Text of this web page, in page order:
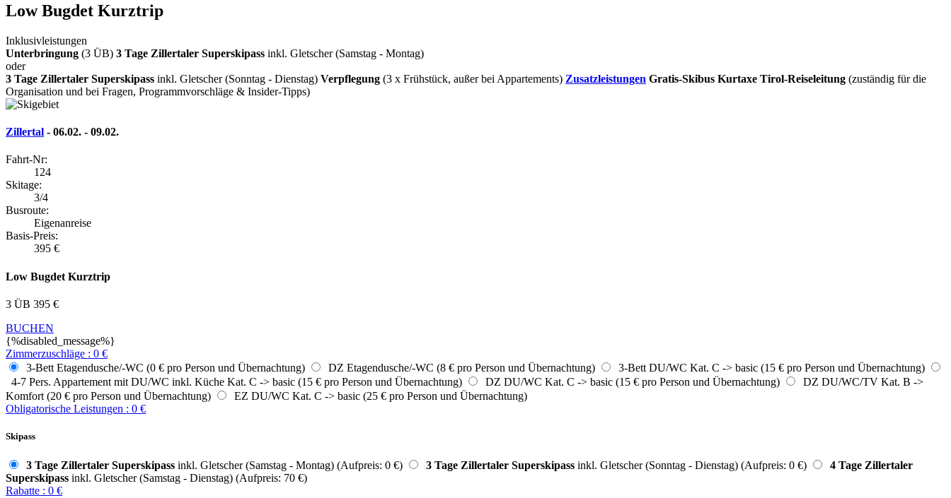
Low Bugdet Kurztrip
Inklusivleistungen
Unterbringung (3 ÜB) 3 Tage Zillertaler Superskipass inkl. Gletscher (Samstag - Montag)
oder
3 Tage Zillertaler Superskipass inkl. Gletscher (Sonntag - Dienstag) Verpflegung (3 x Frühstück, außer bei Appartements) Zusatzleistungen Gratis-Skibus Kurtaxe Tirol-Reiseleitung (zuständig für die
Organisation und bei Fragen, Programmvorschläge & Insider-Tipps)
Zillertal - 06.02. - 09.02.
Fahrt-Nr:
124
Skitage:
3/4
Busroute:
Eigenanreise
Basis-Preis:
395 €
Low Bugdet Kurztrip
3 ÜB 395 €
BUCHEN
{%disabled_message%}
Zimmerzuschläge : 0 €
3-Bett Etagendusche/-WC (0 € pro Person und Übernachtung)
DZ Etagendusche/-WC (8 € pro Person und Übernachtung)
3-Bett DU/WC Kat. C -> basic (15 € pro Person und Übernachtung)
4-7 Pers. Appartement mit DU/WC inkl. Küche Kat. C -> basic (15 € pro Person und Übernachtung)
DZ DU/WC Kat. C -> basic (15 € pro Person und Übernachtung)
DZ DU/WC/TV Kat. B ->
Komfort (20 € pro Person und Übernachtung)
EZ DU/WC Kat. C -> basic (25 € pro Person und Übernachtung)
Obligatorische Leistungen : 0 €
Skipass
3 Tage Zillertaler Superskipass inkl. Gletscher (Samstag - Montag) (Aufpreis: 0 €) 3 Tage Zillertaler Superskipass inkl. Gletscher (Sonntag - Dienstag) (Aufpreis: 0 €)
4 Tage Zillertaler
Superskipass inkl. Gletscher (Samstag - Dienstag) (Aufpreis: 70 €)
Rabatte : 0 €